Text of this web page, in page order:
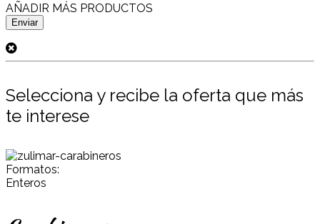
AÑADIR MÁS PRODUCTOS
Selecciona y recibe la oferta que más
te interese
Formatos:
Enteros